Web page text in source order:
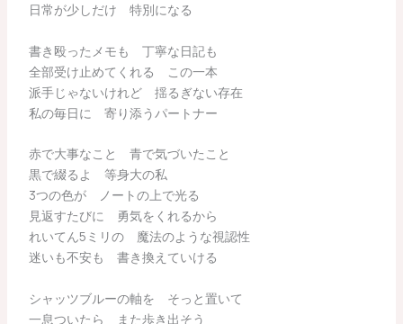
日常が少しだけ 特別になる
書き殴ったメモも 丁寧な日記も
全部受け止めてくれる この一本
派手じゃないけれど 揺るぎない存在
私の毎日に 寄り添うパートナー
赤で大事なこと 青で気づいたこと
黒で綴るよ 等身大の私
3つの色が ノートの上で光る
見返すたびに 勇気をくれるから
れいてん5ミリの 魔法のような視認性
迷いも不安も 書き換えていける
シャッツブルーの軸を そっと置いて
一息ついたら また歩き出そう